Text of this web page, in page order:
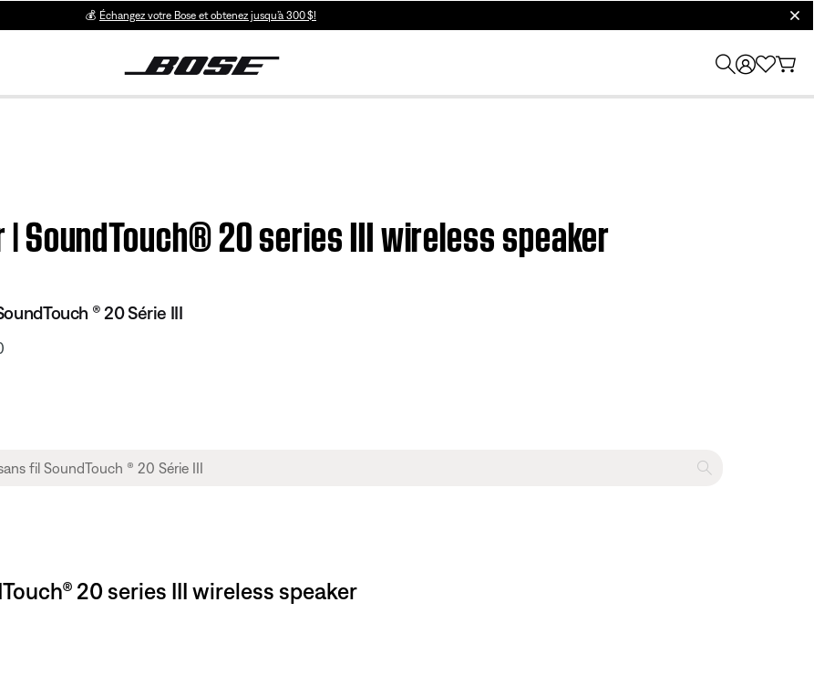
💰 Échangez votre Bose et obtenez jusqu’à 300 $!
SoundTouch® 20 series III wireless speaker
® 20 Série III
20 series III wireless speaker